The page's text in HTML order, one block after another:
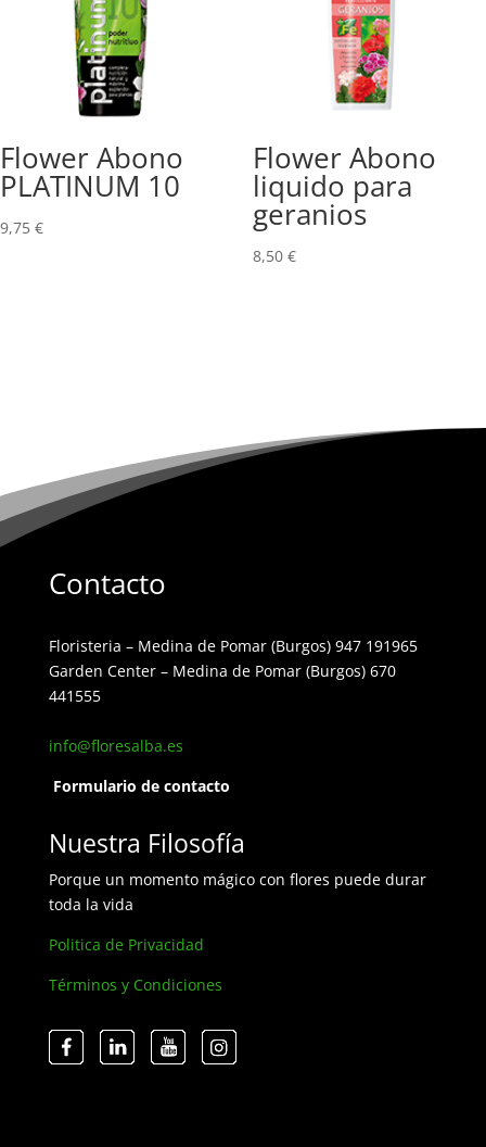
Flower Abono
PLATINUM 10
9,75 €
Flower Abono
liquido para
geranios
8,50 €
Contacto
Floristeria – Medina de Pomar (Burgos) 947 191965
Garden Center – Medina de Pomar (Burgos) 670
441555
info@floresalba.es
Formulario de contacto
Nuestra Filosofía
Porque un momento mágico con flores puede durar
toda la vida
Politica de Privacidad
Términos y Condiciones